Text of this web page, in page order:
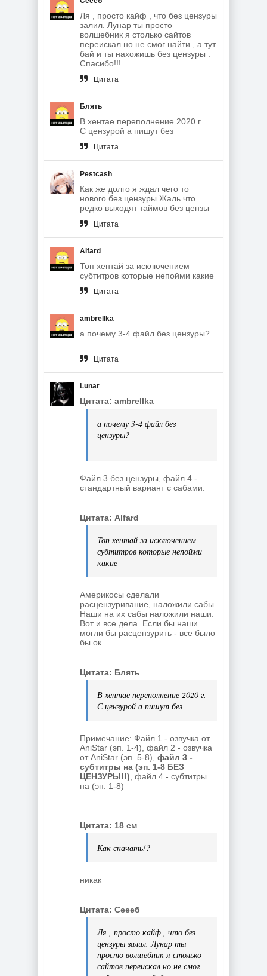
Ля , просто кайф , что без цензуры
залил. Лунар ты просто
волшебник я столько сайтов
переискал но не смог найти , а тут
бай и ты нахожишь без цензуры .
Спасибо!!!
Цитата
Блять
В хентае переполнение 2020 г.
С цензурой а пишут без
Цитата
Pestcash
Как же долго я ждал чего то
нового без цензуры.Жаль что
редко выходят таймов без цензы
Цитата
Alfard
Топ хентай за исключением
субтитров которые непойми какие
Цитата
ambrellka
а почему 3-4 файл без цензуры?
Цитата
Lunar
Цитата: ambrellka
а почему 3-4 файл без
цензуры?
Файл 3 без цензуры, файл 4 -
стандартный вариант с сабами.
Цитата: Alfard
Топ хентай за исключением
субтитров которые непойми
какие
Америкосы сделали
расцензуривание, наложили сабы.
Наши на их сабы наложили наши.
Вот и все дела. Если бы наши
могли бы расцензурить - все было
бы ок.
Цитата: Блять
В хентае переполнение 2020 г.
С цензурой а пишут без
Примечание: Файл 1 - озвучка от
AniStar (эп. 1-4), файл 2 - озвучка
от AniStar (эп. 5-8), файл 3 -
субтитры на (эп. 1-8 БЕЗ
ЦЕНЗУРЫ!!) , файл 4 - субтитры
на (эп. 1-8)
Цитата: 18 см
Как скачать!?
никак
Цитата: Сеееб
Ля , просто кайф , что без
цензуры залил. Лунар ты
просто волшебник я столько
сайтов переискал но не смог